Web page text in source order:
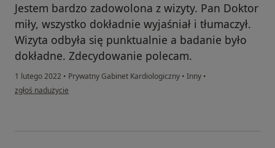
Jestem bardzo zadowolona z wizyty. Pan Doktor
miły, wszystko dokładnie wyjaśniał i tłumaczył.
Wizyta odbyła się punktualnie a badanie było
dokładne. Zdecydowanie polecam.
1 lutego 2022 • Prywatny Gabinet Kardiologiczny • Inny •
w opinii użytkownika Magdalena G
zgłoś nadużycie